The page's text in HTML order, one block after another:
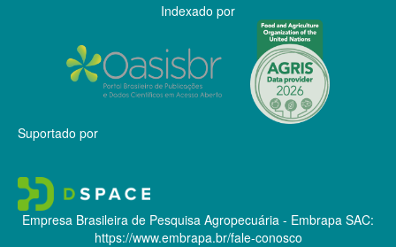
Indexado por
Suportado por
Empresa Brasileira de Pesquisa Agropecuária - Embrapa SAC:
https://www.embrapa.br/fale-conosco